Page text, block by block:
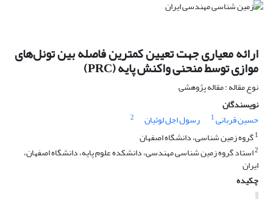
ارائه معیاری جهت تعیین کمترین فاصله بین تونل‌های
موازی توسط منحنی واکنش پایه (PRC)
نوع مقاله : مقاله پژوهشی
نویسندگان
حسین قربانی1 رسول اجل لوئیان
2
1گروه زمین شناسی، دانشگاه اصفهان
2استاد گروه زمین شناسی مهندسی، دانشکده علوم پایه، دانشگاه اصفهان،
ایران
چکیده